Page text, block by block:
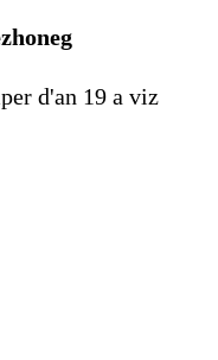
d'an 19 a viz